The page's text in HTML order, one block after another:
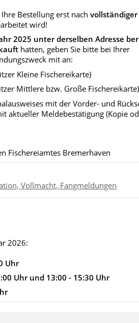
Ihre Bestellung erst nachvollständiger
wird!
2025 unter derselben Adresse
hatten, geben Sie bitte bei Ihrer
mit an:
Kleine Fischereikarte)
Mittlere bzw. Große Fischereikarte)
mit der Vorder- und
aktueller Meldebestätigung (Kopie
Fischereiamtes Bremerhaven
Vollmacht, Fangmeldungen
2026:
Uhr
Uhr und 13:00 - 15:30 Uhr